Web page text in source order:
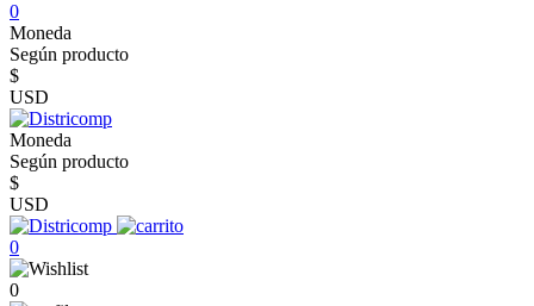
0
Moneda
Según producto
$
USD
Moneda
Según producto
$
USD
0
0